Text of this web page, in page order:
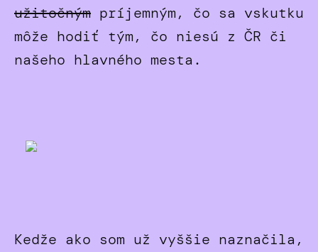
užitočným príjemným, čo sa vskutku
môže hodiť tým, čo niesú z ČR či
našeho hlavného mesta.
Kedže ako som už vyššie naznačila,